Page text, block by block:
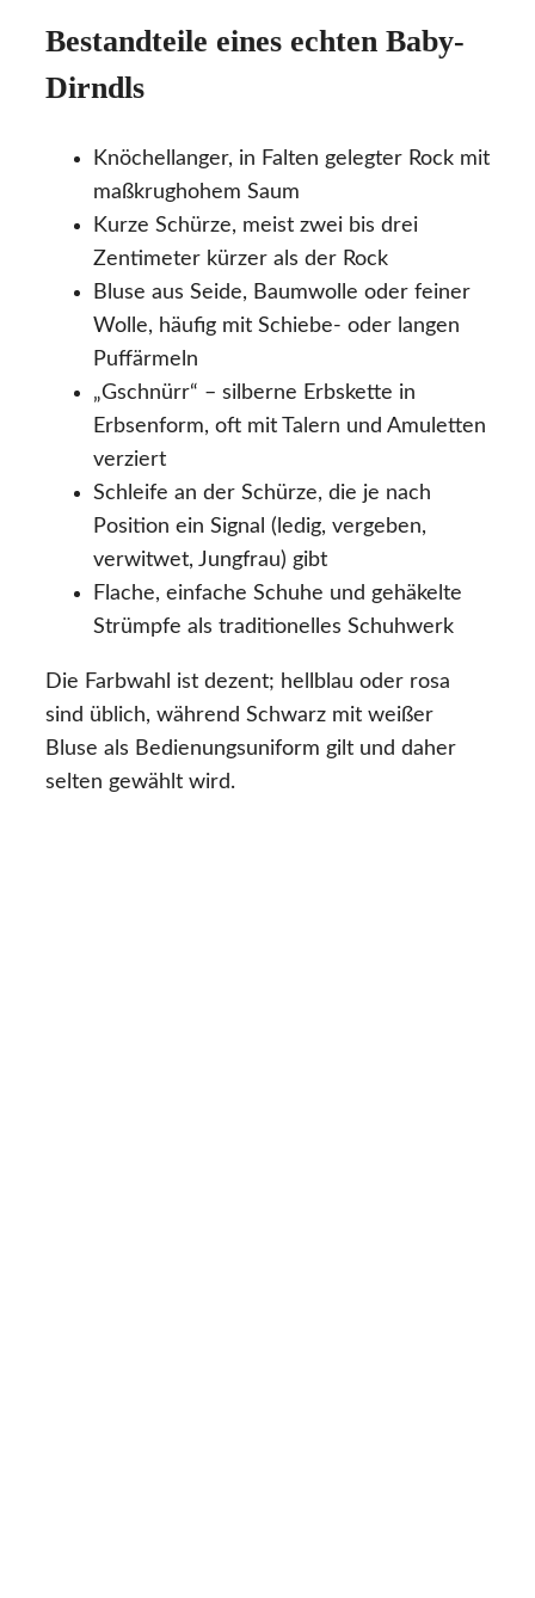
Bestandteile eines echten Baby-
Dirndls
Knöchellanger, in Falten gelegter Rock mit
maßkrughohem Saum
Kurze Schürze, meist zwei bis drei
Zentimeter kürzer als der Rock
Bluse aus Seide, Baumwolle oder feiner
Wolle, häufig mit Schiebe- oder langen
Puffärmeln
„Gschnürr“ – silberne Erbskette in
Erbsenform, oft mit Talern und Amuletten
verziert
Schleife an der Schürze, die je nach
Position ein Signal (ledig, vergeben,
verwitwet, Jungfrau) gibt
Flache, einfache Schuhe und gehäkelte
Strümpfe als traditionelles Schuhwerk
Die Farbwahl ist dezent; hellblau oder rosa
sind üblich, während Schwarz mit weißer
Bluse als Bedienungsuniform gilt und daher
selten gewählt wird.